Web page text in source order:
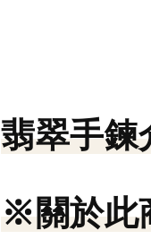
翡翠手鍊
※關於此